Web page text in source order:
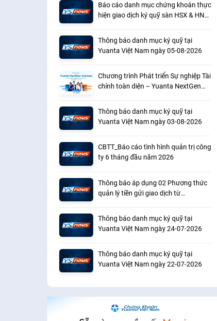
Báo cáo danh mục chứng khoán thực
hiện giao dịch ký quỹ sàn HSX & HNX
Thông báo danh mục ký quỹ tại
Yuanta Việt Nam ngày 05-08-2026
Chương trình Phát triển Sự nghiệp Tài
chính toàn diện – Yuanta NextGen
Thông báo danh mục ký quỹ tại
Yuanta Việt Nam ngày 03-08-2026
CBTT_Báo cáo tình hình quản trị công
ty 6 tháng đầu năm 2026
Thông báo áp dụng 02 Phương thức
quản lý tiền gửi giao dịch từ
Thông báo danh mục ký quỹ tại
Yuanta Việt Nam ngày 24-07-2026
Thông báo danh mục ký quỹ tại
Yuanta Việt Nam ngày 22-07-2026